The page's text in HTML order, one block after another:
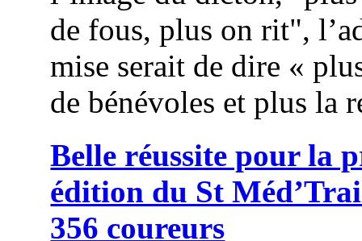
de fous, plus on rit",
mise serait de dire «
de bénévoles et plus la
Belle réussite pour la
édition du St
356 coureurs